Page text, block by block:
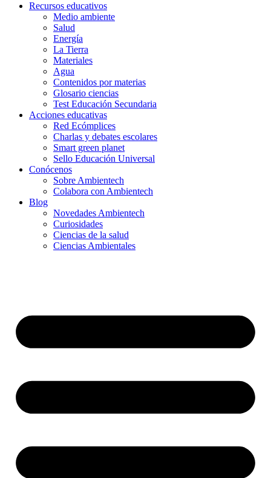
Recursos educativos
Medio ambiente
Salud
Energía
La Tierra
Materiales
Agua
Contenidos por materias
Glosario ciencias
Test Educación Secundaria
Acciones educativas
Red Ecómplices
Charlas y debates escolares
Smart green planet
Sello Educación Universal
Conócenos
Sobre Ambientech
Colabora con Ambientech
Blog
Novedades Ambientech
Curiosidades
Ciencias de la salud
Ciencias Ambientales